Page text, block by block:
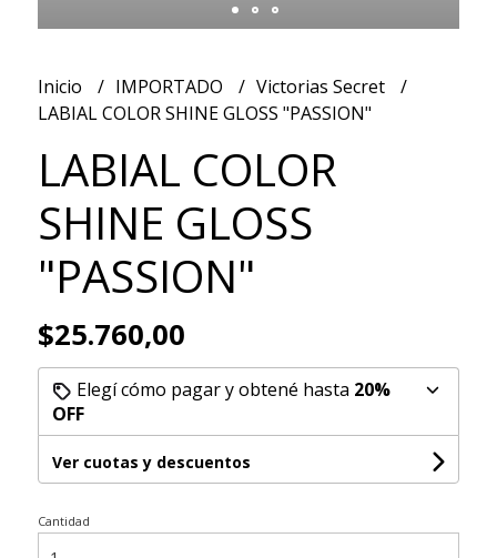
Inicio IMPORTADO
Victorias Secret
LABIAL COLOR SHINE GLOSS "PASSION"
LABIAL COLOR
SHINE GLOSS
"PASSION"
$25.760,00
Elegí cómo pagar y obtené hasta 20%
OFF
Ver cuotas y descuentos
Cantidad